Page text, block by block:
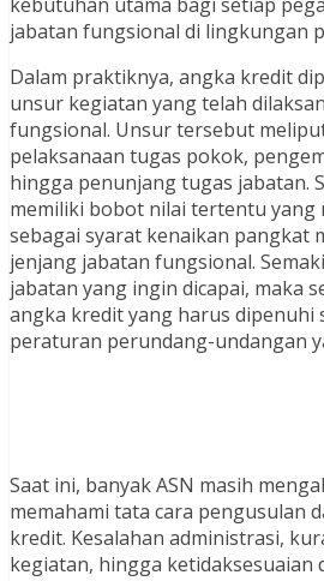
jabatan fungsional di lingkungan
Dalam praktiknya, angka kredit
unsur kegiatan yang telah
fungsional. Unsur tersebut
pelaksanaan tugas pokok,
hingga penunjang tugas jabatan.
memiliki bobot nilai tertentu yang
sebagai syarat kenaikan pangkat
jenjang jabatan fungsional.
jabatan yang ingin dicapai, maka
angka kredit yang harus dipenuhi
peraturan perundang-undangan
Saat ini, banyak ASN masih
memahami tata cara pengusulan
kredit. Kesalahan administrasi,
kegiatan, hingga ketidaksesuaian